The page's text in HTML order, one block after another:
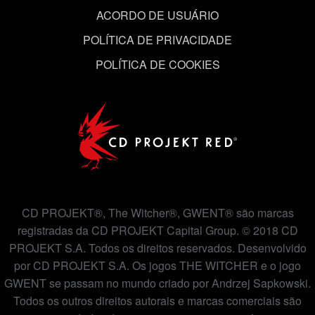
ACORDO DE USUÁRIO
POLÍTICA DE PRIVACIDADE
POLÍTICA DE COOKIES
CD PROJEKT®, The Witcher®, GWENT® são marcas
registradas da CD PROJEKT Capital Group. © 2018 CD
PROJEKT S.A. Todos os direitos reservados. Desenvolvido
por CD PROJEKT S.A. Os jogos THE WITCHER e o jogo
GWENT se passam no mundo criado por Andrzej Sapkowski.
Todos os outros direitos autorais e marcas comerciais são